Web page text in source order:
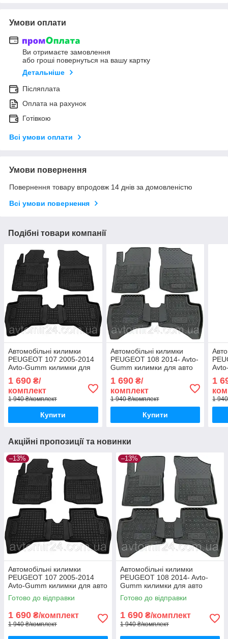
Умови оплати
Ви отримаєте замовлення
або гроші повернуться на вашу картку
Детальніше
Післяплата
Оплата на рахунок
Готівкою
Всі умови оплати
Умови повернення
Повернення товару впродовж 14 днів за домовленістю
Всі умови повернення
Подібні товари компанії
Автомобільні килимки
PEUGEOT 107 2005-2014
Avto-Gumm килимки для
2014 Автогум
1 690 ₴/
комплект
1 940 ₴/комплект
Купити
Автомобільні килимки
PEUGEOT 108 2014- Avto-
Gumm килимки для авто
1 690₴/
комплект
1 940 ₴/комплект
Купити
1
1
Акційні пропозиції та новинки
–13%
Автомобільні килимки
PEUGEOT 107 2005-2014
Avto-Gumm килимки для авто
ПЕЖО 107 2005-2014
Автогум
Готово до відправки
1 690 ₴/комплект
1 940 ₴/комплект
–13%
Автомобільні килимки
PEUGEOT 108 2014- Avto-
Gumm килимки для авто
ПЕЖО 108 2014- Автогум
Готово до відправки
1 690 ₴/комплект
1 940 ₴/комплект